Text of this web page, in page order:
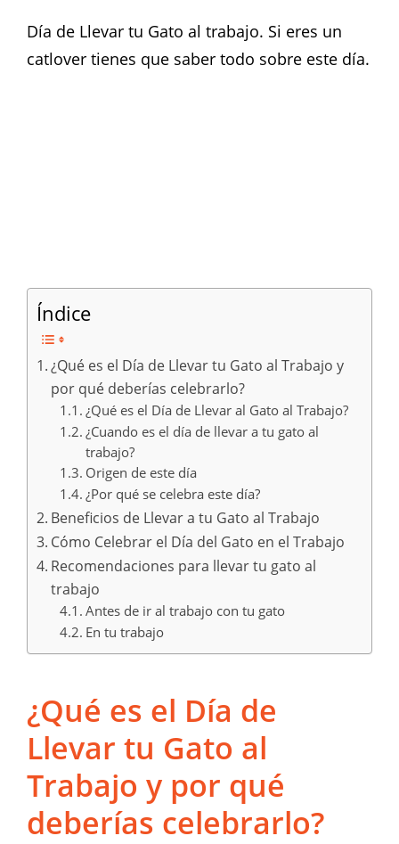
Día de Llevar tu Gato al trabajo. Si eres un
catlover tienes que saber todo sobre este día.
Índice
¿Qué es el Día de Llevar tu Gato al Trabajo y
por qué deberías celebrarlo?
¿Qué es el Día de Llevar al Gato al Trabajo?
¿Cuando es el día de llevar a tu gato al
trabajo?
Origen de este día
¿Por qué se celebra este día?
Beneficios de Llevar a tu Gato al Trabajo
Cómo Celebrar el Día del Gato en el Trabajo
Recomendaciones para llevar tu gato al
trabajo
Antes de ir al trabajo con tu gato
En tu trabajo
¿Qué es el Día de
Llevar tu Gato al
Trabajo y por qué
deberías celebrarlo?